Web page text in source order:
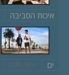
איכות הסביבה
ים יוני 18, 2020